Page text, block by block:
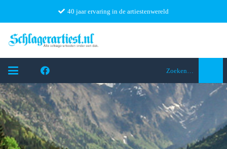
40 jaar ervaring in de artiestenwereld
Zoeken…